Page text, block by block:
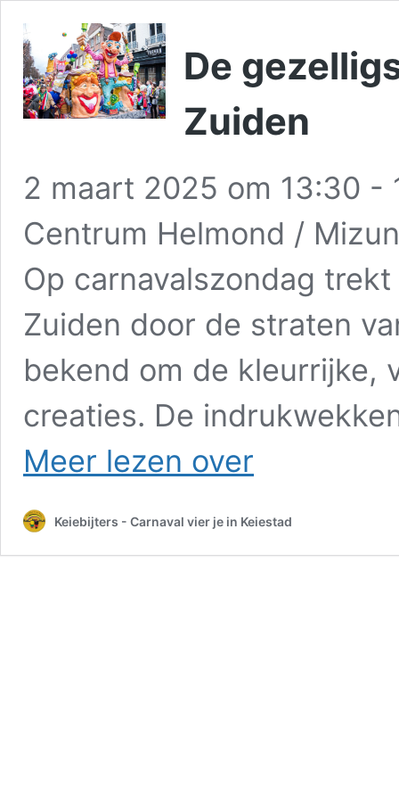
De
Zuiden
2 maart 2025 om 13:30 -
Centrum Helmond /
Op carnavalszondag
Zuiden door de straten
bekend om de kleurrijke,
creaties. De
Meer lezen over
het
Keiebijters - Carnaval vier je in Keiestad